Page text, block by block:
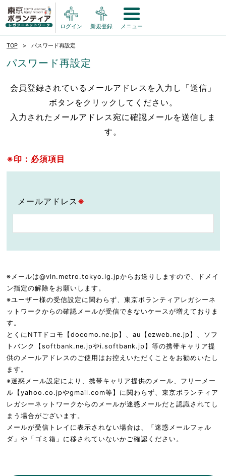
ログイン 新規登録 メニュー
TOP パスワード再設定
パスワード再設定
会員登録されているメールアドレスを入力し「送信」
ボタンをクリックしてください。
入力されたメールアドレス宛に確認メールを送信しま
す。
※印：必須項目
メールアドレス ※
※メールは@vln.metro.tokyo.lg.jpからお送りしますので、ドメイ
ン指定の解除をお願いします。
※ユーザー様の受信設定に関わらず、東京ボランティアレガシーネ
ットワークからの確認メールが受信できないケースが増えておりま
す。
とくにNTTドコモ【docomo.ne.jp】、au【ezweb.ne.jp】、ソフ
トバンク【softbank.ne.jpやi.softbank.jp】等の携帯キャリア提
供のメールアドレスのご使用はお控えいただくことをお勧めいたし
ます。
※迷惑メール設定により、携帯キャリア提供のメール、フリーメー
ル【yahoo.co.jpやgmail.com等】に関わらず、東京ボランティア
レガシーネットワークからのメールが迷惑メールだと認識されてし
まう場合がございます。
メールが受信トレイに表示されない場合は、「迷惑メールフォル
ダ」や「ゴミ箱」に移されていないかご確認ください。